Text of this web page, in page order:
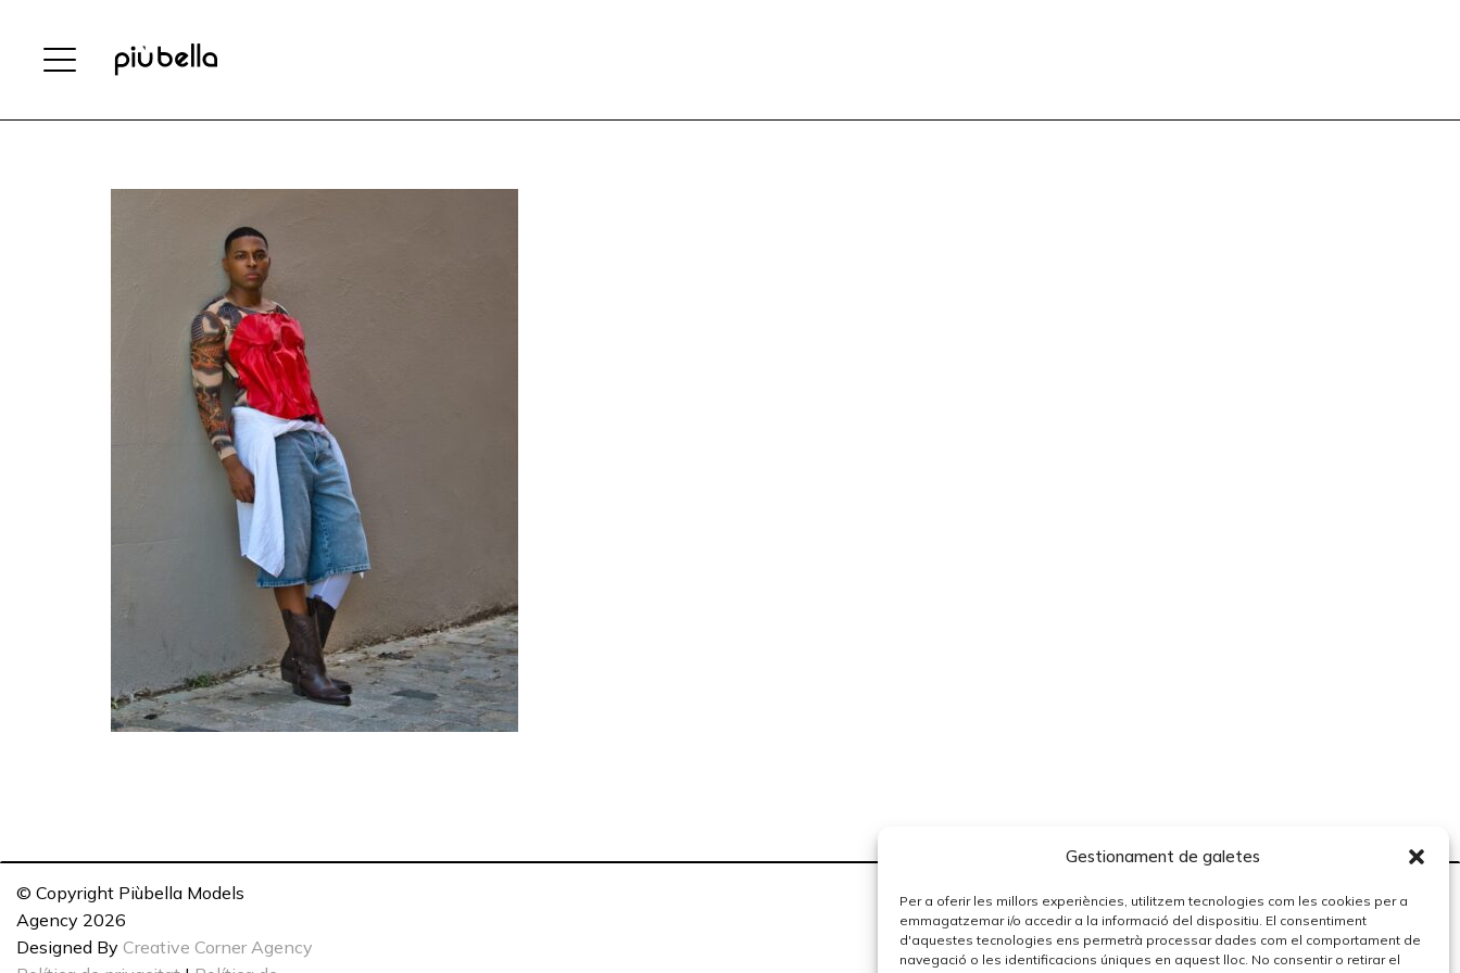
Gestionament de galetes
Per a oferir les millors experiències, utilitzem tecnologies com les cookies per a
emmagatzemar i/o accedir a la informació del dispositiu. El consentiment
d'aquestes tecnologies ens permetrà processar dades com el comportament de
navegació o les identificacions úniques en aquest lloc. No consentir o retirar el
© Copyright Piùbella Models
Agency 2026
Designed By Creative Corner Agency